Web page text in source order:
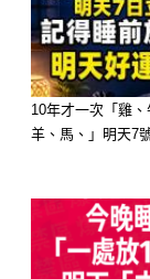
織，發生
的大事
執念感應
源。新月
大師解
他會發
10年才一次「雞、
羊、馬、」明天7